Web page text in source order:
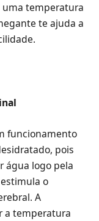
uma temperatura
te ajuda a
funcionamento
pois
água logo pela
o
A
a temperatura